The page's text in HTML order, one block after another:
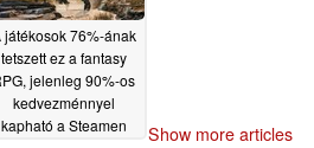
játékosok 76%-ának
tetszett ez a fantasy
jelenleg 90%-os
kedvezménnyel
kapható a Steamen
Show more articles